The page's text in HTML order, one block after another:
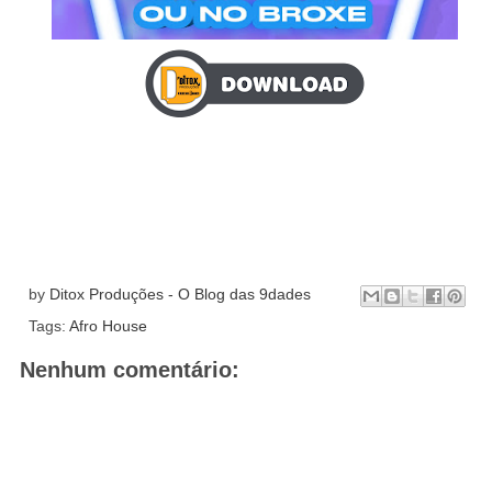
by Ditox Produções - O Blog das 9dades
Tags: Afro House
Nenhum comentário: